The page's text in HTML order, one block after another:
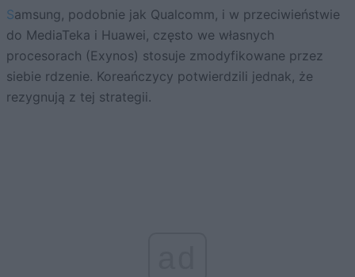
Samsung, podobnie jak Qualcomm, i w przeciwieństwie
do MediaTeka i Huawei, często we własnych
procesorach (Exynos) stosuje zmodyfikowane przez
siebie rdzenie. Koreańczycy potwierdzili jednak, że
rezygnują z tej strategii.